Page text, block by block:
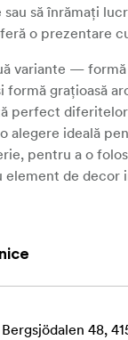
să înrămați
o prezentare
variante —
formă grațioasă
perfect
alegere ideală
pentru a o
element de decor
până la 24 × 30
pentru orientare
48,